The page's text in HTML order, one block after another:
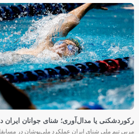
رکوردشکنی یا مدال‌آوری؛ شنای جوانان ایران
مربی تیم ملی شنای ایران عملکرد ملی‌پوشان در